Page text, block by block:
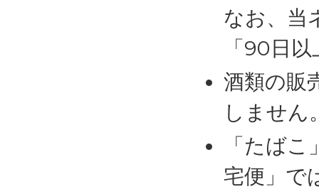
なお、当
「90日
酒類の販
しません
「たば
宅便」で